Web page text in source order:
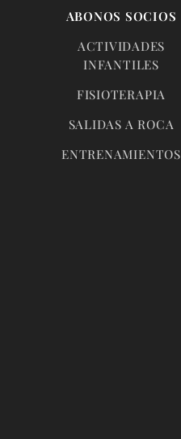
ABONOS SOCIOS
ACTIVIDADES
INFANTILES
FISIOTERAPIA
SALIDAS A ROCA
ENTRENAMIENTOS